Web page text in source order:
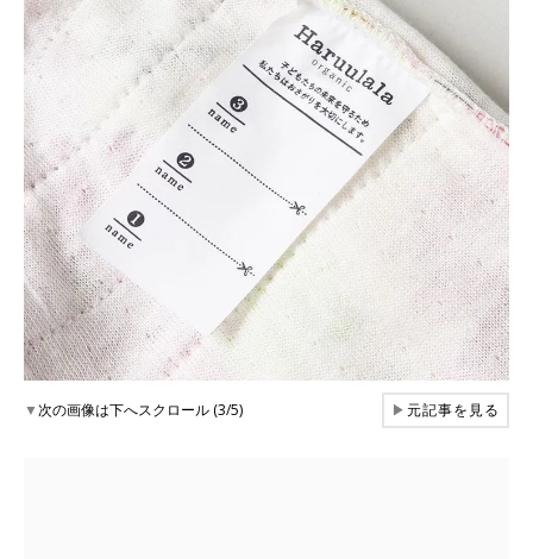
▼次の画像は下へスクロール (3/5) ▶元記事を見る